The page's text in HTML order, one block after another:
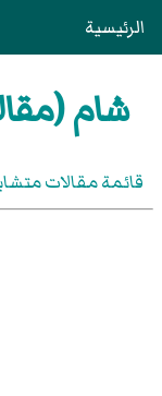
الرئيسية
شام
قائمة مقالات